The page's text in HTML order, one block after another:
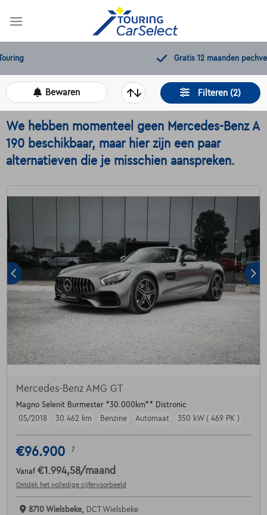
Gratis 12 maanden pechverhelping
Filteren (2)
Bewaren
We hebben momenteel geen Mercedes-Benz A
190 beschikbaar, maar hier zijn een paar
alternatieven die je misschien aanspreken.
Mercedes-Benz AMG GT
Magno Selenit Burmester *30.000km** Distronic
05/2018
30.462 km Benzine Automaat 350 kW ( 469 PK )
€96.900 1
Vanaf €1.994,58/maand
Ontdek het volledige cijfervoorbeeld
8710 Wielsbeke, DCT Wielsbeke